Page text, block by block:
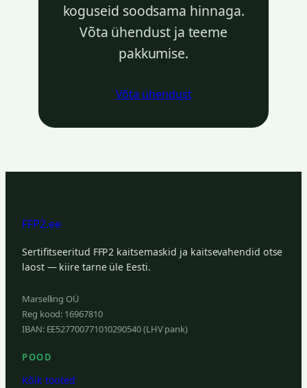
koguseid soodsama hinnaga.
Võta ühendust ja teeme
pakkumise.
Võta ühendust
FFP2.ee
Sertifitseeritud FFP2 kaitsemaskid ja kaitsevahendid otse
laost — kiire tarne üle Eesti.
Marselling OÜ
Reg kood: 16967810
IBAN: EE527700771010290540(LHV pank)
POOD
Kõik tooted